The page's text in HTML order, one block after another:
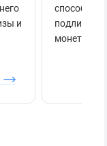
и
способов
монеты.